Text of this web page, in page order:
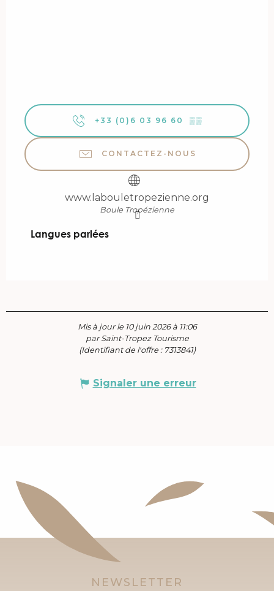
+33 (0)6 03 96 60 ▒▒
CONTACTEZ-NOUS
www.labouletropezienne.org
Boule Tropézienne
Langues parlées
Langues parlées
Mis à jour le 10 juin 2026 à 11:06
par Saint-Tropez Tourisme
(Identifiant de l'offre : 7313841)
Signaler une erreur
NEWSLETTER